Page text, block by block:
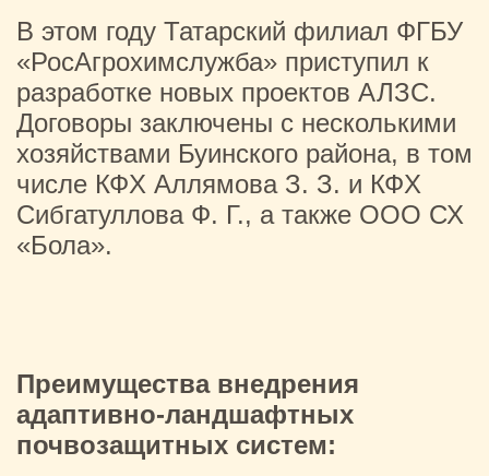
В этом году Татарский филиал ФГБУ
«РосАгрохимслужба» приступил к
разработке новых проектов АЛЗС.
Договоры заключены с несколькими
хозяйствами Буинского района, в том
числе КФХ Аллямова З. З. и КФХ
Сибгатуллова Ф. Г., а также ООО СХ
«Бола».
Преимущества внедрения
адаптивно-ландшафтных
почвозащитных систем: